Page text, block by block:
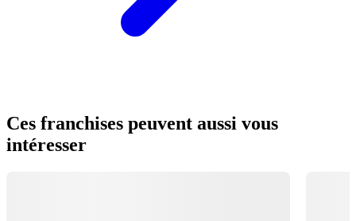
Ces franchises peuvent aussi vous
intéresser